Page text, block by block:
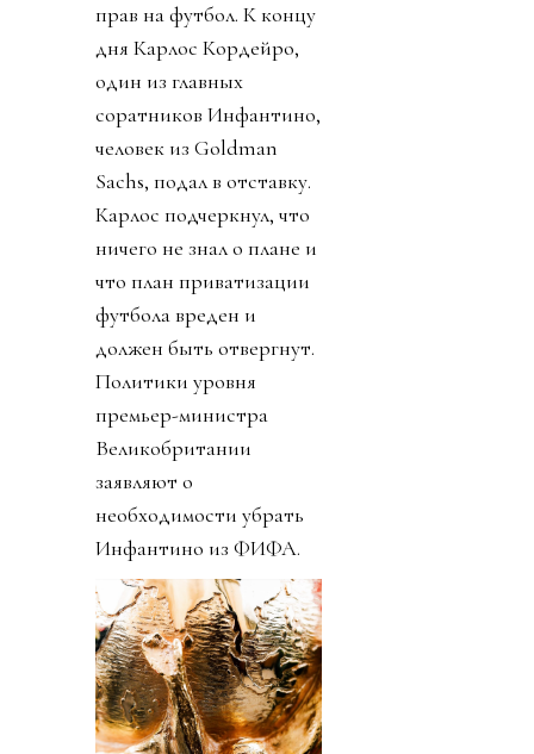
прав на футбол. К концу
дня Карлос Кордейро,
один из главных
соратников Инфантино,
человек из Goldman
Sachs, подал в отставку.
Карлос подчеркнул, что
ничего не знал о плане и
что план приватизации
футбола вреден и
должен быть отвергнут.
Политики уровня
премьер-министра
Великобритании
заявляют о
необходимости убрать
Инфантино из ФИФА.